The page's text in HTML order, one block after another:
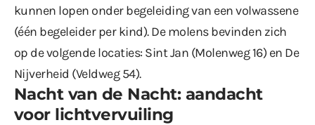
kunnen lopen onder begeleiding van een volwassene
(één begeleider per kind). De molens bevinden zich
op de volgende locaties: Sint Jan (Molenweg 16) en De
Nijverheid (Veldweg 54).
Nacht van de Nacht: aandacht
voor lichtvervuiling